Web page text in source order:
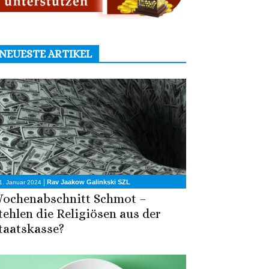
ARTIKEL
1. Januar 2024 | Rav Jaakow Galinkski SZL
Schmot –
die Religiösen aus der